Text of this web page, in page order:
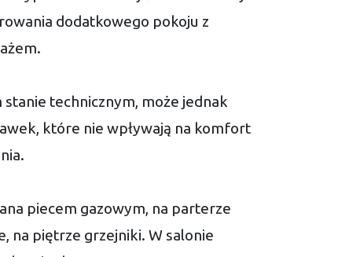
dodatkowego pokoju z
technicznym, może jednak
które nie wpływają na komfort
piecem gazowym, na parterze
na piętrze grzejniki. W salonie